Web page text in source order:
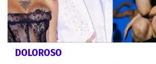
DOLOROSO